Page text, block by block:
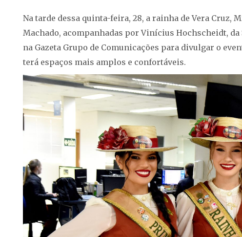
Na tarde dessa quinta-feira, 28, a rainha de Vera Cruz,
Machado, acompanhadas por Vinícius Hochscheidt,
na Gazeta Grupo de Comunicações para divulgar o
terá espaços mais amplos e confortáveis.